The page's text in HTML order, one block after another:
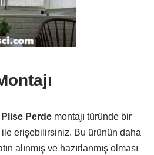
Plise Perde montajı türünde bir
ile erişebilirsiniz. Bu ürünün daha
alınmış ve hazırlanmış olması